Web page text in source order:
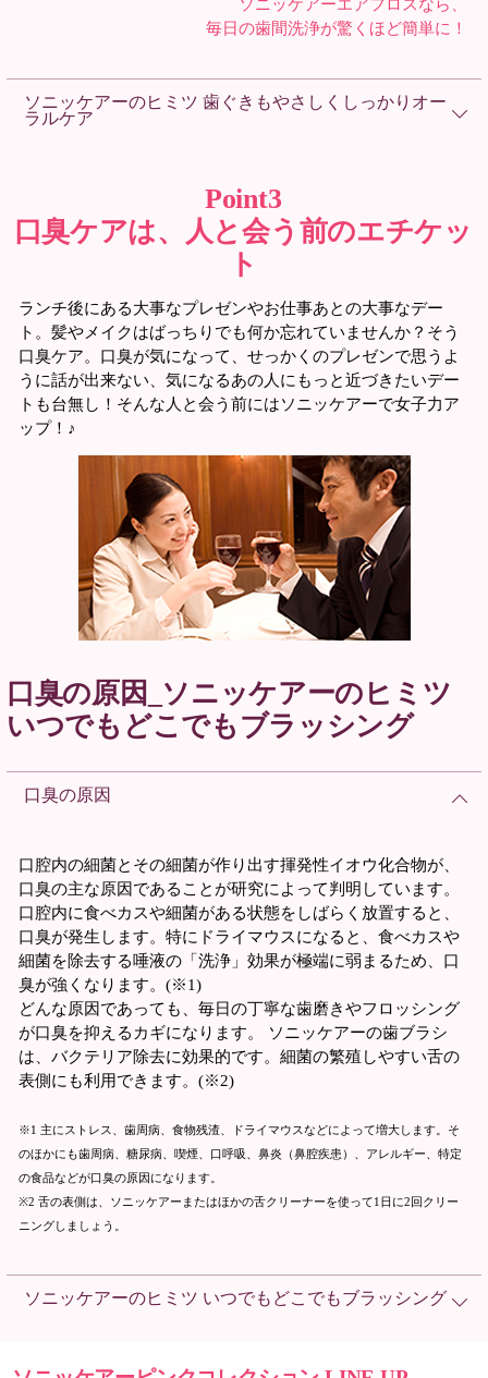
ソニッケアーエアフロスなら、
毎日の歯間洗浄が驚くほど簡単に！
ソニッケアーのヒミツ 歯ぐきもやさしくしっかりオー
ラルケア
Point3
口臭ケアは、人と会う前のエチケッ
ト
ランチ後にある大事なプレゼンやお仕事あとの大事なデー
ト。髪やメイクはばっちりでも何か忘れていませんか？そう
口臭ケア。口臭が気になって、せっかくのプレゼンで思うよ
うに話が出来ない、気になるあの人にもっと近づきたいデー
トも台無し！そんな人と会う前にはソニッケアーで女子力ア
ップ！♪
口臭の原因_ソニッケアーのヒミツ
いつでもどこでもブラッシング
口臭の原因
口腔内の細菌とその細菌が作り出す揮発性イオウ化合物が、
口臭の主な原因であることが研究によって判明しています。
口腔内に食べカスや細菌がある状態をしばらく放置すると、
口臭が発生します。特にドライマウスになると、食べカスや
細菌を除去する唾液の「洗浄」効果が極端に弱まるため、口
臭が強くなります。(※1)
どんな原因であっても、毎日の丁寧な歯磨きやフロッシング
が口臭を抑えるカギになります。 ソニッケアーの歯ブラシ
は、バクテリア除去に効果的です。細菌の繁殖しやすい舌の
表側にも利用できます。(※2)
※1 主にストレス、歯周病、食物残渣、ドライマウスなどによって増大します。そ
のほかにも歯周病、糖尿病、喫煙、口呼吸、鼻炎（鼻腔疾患）、アレルギー、特定
の食品などが口臭の原因になります。
※2 舌の表側は、ソニッケアーまたはほかの舌クリーナーを使って1日に2回クリー
ニングしましょう。
ソニッケアーのヒミツ いつでもどこでもブラッシング